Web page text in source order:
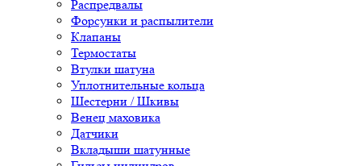
Распредвалы
Форсунки и распылители
Клапаны
Термостаты
Втулки шатуна
Уплотнительные кольца
Шестерни / Шкивы
Венец маховика
Датчики
Вкладыши шатунные